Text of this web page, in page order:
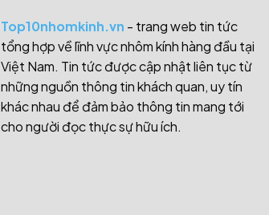
Top10nhomkinh.vn - trang web tin tức
tổng hợp về lĩnh vực nhôm kính hàng đầu tại
Việt Nam. Tin tức được cập nhật liên tục từ
những nguồn thông tin khách quan, uy tín
khác nhau để đảm bảo thông tin mang tới
cho người đọc thực sự hữu ích.